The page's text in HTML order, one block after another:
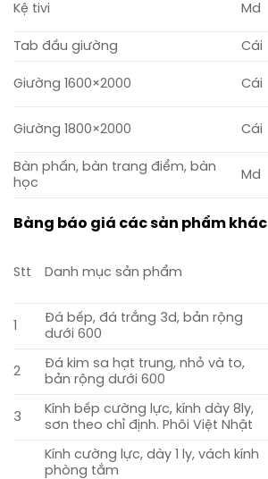
Kệ tivi Md
Tab đầu giường Cái
Giường 1600×2000 Cái
Giường 1800×2000 Cái
Bàn phấn, bàn trang điểm, bàn
học
Md
Bảng báo giá các sản phẩm khác
Stt Danh mục sản phẩm
Đá bếp, đá trắng 3d, bản rộng
dưới 600
2
Đá kim sa hạt trung, nhỏ và to,
bản rộng dưới 600
3
Kính bếp cường lực, kính dày 8ly,
sơn theo chỉ định. Phôi Việt Nhật
Kính cường lực, dày 1 ly, vách kính
phòng tắm